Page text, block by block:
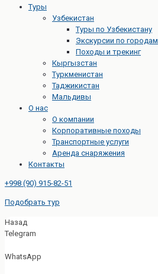
Туры
Узбекистан
Туры по Узбекистану
Экскурсии по городам
Походы и трекинг
Кыргызстан
Туркменистан
Таджикистан
Мальдивы
О нас
О компании
Корпоративные походы
Транспортные услуги
Аренда снаряжения
Контакты
+998 (90) 915-82-51
Подобрать тур
Назад
Telegram
WhatsApp